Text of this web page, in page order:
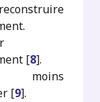
[8].
[9].